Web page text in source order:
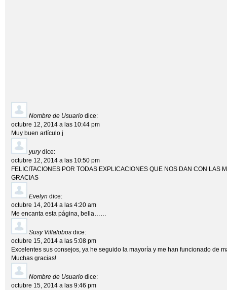
Nombre de Usuario dice:
octubre 12, 2014 a las 10:44 pm
Muy buen artículo j
yury dice:
octubre 12, 2014 a las 10:50 pm
FELICITACIONES POR TODAS EXPLICACIONES QUE NOS DAN CON LAS
GRACIAS
Evelyn dice:
octubre 14, 2014 a las 4:20 am
Me encanta esta página, bella……
Susy Villalobos dice:
octubre 15, 2014 a las 5:08 pm
Excelentes sus consejos, ya he seguido la mayoría y me han funcionado de
Muchas gracias!
Nombre de Usuario dice:
octubre 15, 2014 a las 9:46 pm